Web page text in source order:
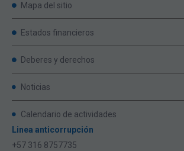
Mapa del sitio
Estados financieros
Deberes y derechos
Noticias
Calendario de actividades
Linea anticorrupción
+57 316 8757735